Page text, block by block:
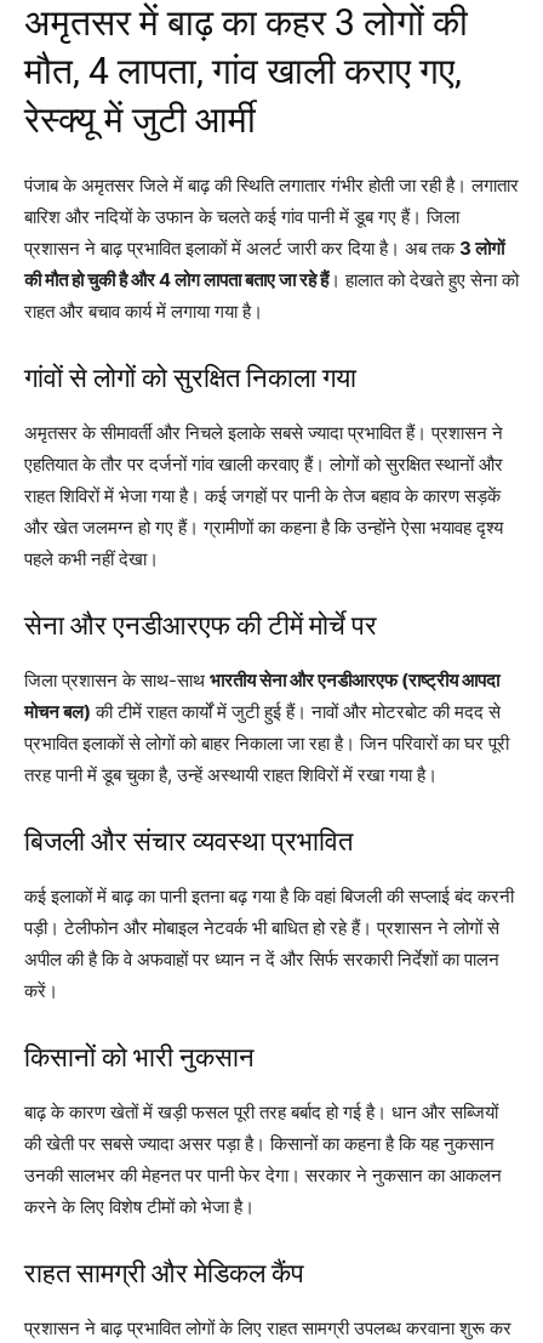
अमृतसर में बाढ़ का कहर 3 लोगों की
मौत, 4 लापता, गांव खाली कराए गए,
रेस्क्यू में जुटी आर्मी
पंजाब के अमृतसर जिले में बाढ़ की स्थिति लगातार गंभीर होती जा रही है। लगातार
बारिश और नदियों के उफान के चलते कई गांव पानी में डूब गए हैं। जिला
प्रशासन ने बाढ़ प्रभावित इलाकों में अलर्ट जारी कर दिया है। अब तक 3 लोगों
की मौत हो चुकी है और 4 लोग लापता बताए जा रहे हैं। हालात को देखते हुए सेना को
राहत और बचाव कार्य में लगाया गया है।
गांवों से लोगों को सुरक्षित निकाला गया
अमृतसर के सीमावर्ती और निचले इलाके सबसे ज्यादा प्रभावित हैं। प्रशासन ने
एहतियात के तौर पर दर्जनों गांव खाली करवाए हैं। लोगों को सुरक्षित स्थानों और
राहत शिविरों में भेजा गया है। कई जगहों पर पानी के तेज बहाव के कारण सड़कें
और खेत जलमग्न हो गए हैं। ग्रामीणों का कहना है कि उन्होंने ऐसा भयावह दृश्य
पहले कभी नहीं देखा।
सेना और एनडीआरएफ की टीमें मोर्चे पर
जिला प्रशासन के साथ-साथ भारतीय सेना और एनडीआरएफ (राष्ट्रीय आपदा
मोचन बल) की टीमें राहत कार्यों में जुटी हुई हैं। नावों और मोटरबोट की मदद से
प्रभावित इलाकों से लोगों को बाहर निकाला जा रहा है। जिन परिवारों का घर पूरी
तरह पानी में डूब चुका है, उन्हें अस्थायी राहत शिविरों में रखा गया है।
बिजली और संचार व्यवस्था प्रभावित
कई इलाकों में बाढ़ का पानी इतना बढ़ गया है कि वहां बिजली की सप्लाई बंद करनी
पड़ी। टेलीफोन और मोबाइल नेटवर्क भी बाधित हो रहे हैं। प्रशासन ने लोगों से
अपील की है कि वे अफवाहों पर ध्यान न दें और सिर्फ सरकारी निर्देशों का पालन
करें।
किसानों को भारी नुकसान
बाढ़ के कारण खेतों में खड़ी फसल पूरी तरह बर्बाद हो गई है। धान और सब्जियों
की खेती पर सबसे ज्यादा असर पड़ा है। किसानों का कहना है कि यह नुकसान
उनकी सालभर की मेहनत पर पानी फेर देगा। सरकार ने नुकसान का आकलन
करने के लिए विशेष टीमों को भेजा है।
राहत सामग्री और मेडिकल कैंप
प्रशासन ने बाढ़ प्रभावित लोगों के लिए राहत सामग्री उपलब्ध करवाना शुरू कर